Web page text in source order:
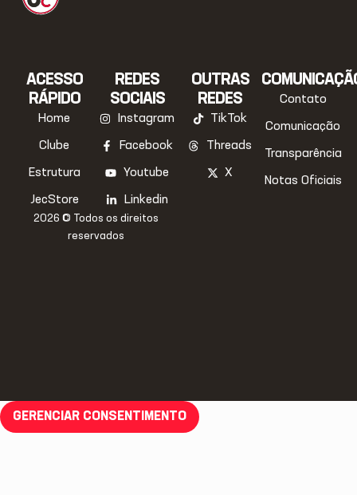
ACESSO
RÁPIDO
Home
Clube
Estrutura
JecStore
REDES
SOCIAIS
Instagram
Facebook
Youtube
Linkedin
OUTRAS
REDES
TikTok
Threads
X
Contato
Comunicação
Transparência
Notas Oficiais
2026 © Todos os direitos
reservados
GERENCIAR CONSENTIMENTO